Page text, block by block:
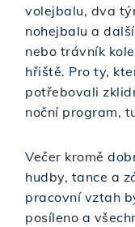
volejbalu, dva
nohejbalu a
nebo trávník
hřiště. Pro ty,
potřebovali
noční program,
Večer kromě
hudby, tance a
pracovní vztah
posíleno a